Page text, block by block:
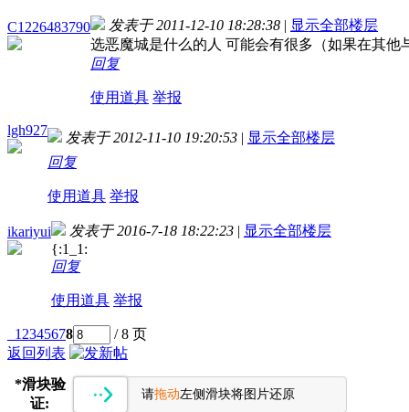
C1226483790 发表于 2011-12-10 18:28:38 | 显示全部楼层
选恶魔城是什么的人 可能会有很多（如果在其
回复
使用道具 举报
lgh927 发表于 2012-11-10 19:20:53 | 显示全部楼层
回复
使用道具 举报
ikariyui 发表于 2016-7-18 18:22:23 | 显示全部楼层
{:1_1:
回复
使用道具 举报
1 2345678
/ 8 页
返回列表
*滑块验
证:
请拖动左侧滑块将图片还原